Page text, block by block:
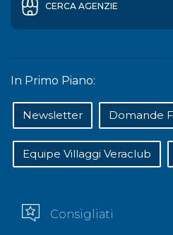
CERCA AGENZIE
In Primo Piano:
Newsletter Domande
Equipe Villaggi Veraclub
Consigliati